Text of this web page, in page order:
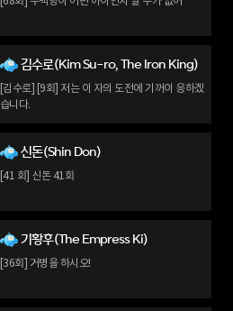
김수로(Kim Su-ro, The Iron King)
[김수로] [9회] 저는 이 자의 도전에 기꺼이 응하겠
습니다.
신돈(Shin Don)
[41 회] 신돈 41회
기황후(The Empress Ki)
[36회] 거병을 하시오!